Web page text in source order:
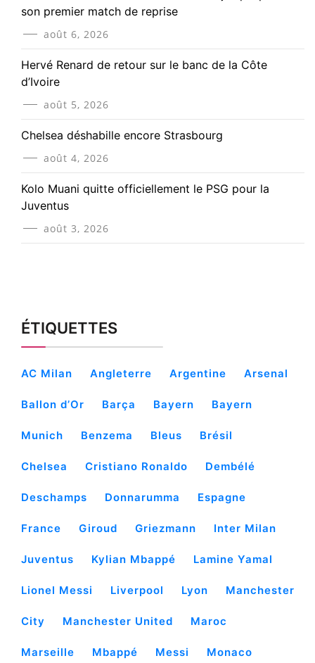
son premier match de reprise
août 6, 2026
Hervé Renard de retour sur le banc de la Côte
d’Ivoire
août 5, 2026
Chelsea déshabille encore Strasbourg
août 4, 2026
Kolo Muani quitte officiellement le PSG pour la
Juventus
août 3, 2026
ÉTIQUETTES
AC Milan Angleterre Argentine Arsenal
Ballon d’Or Barça Bayern Bayern
Munich Benzema Bleus Brésil
Chelsea Cristiano Ronaldo Dembélé
Deschamps Donnarumma Espagne
France Giroud Griezmann Inter Milan
Juventus Kylian Mbappé Lamine Yamal
Lionel Messi Liverpool Lyon Manchester
City Manchester United Maroc
Marseille Mbappé Messi Monaco